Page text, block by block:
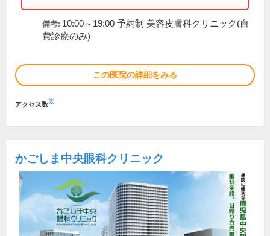
備考: 10:00～19:00 予約制 美容皮膚科クリニック(自
費診療のみ)
この医院の詳細をみる
アクセス数※
かごしま中央眼科クリニック